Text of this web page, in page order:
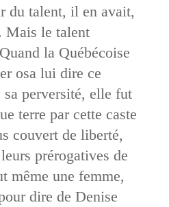
du talent, il en avait,
Mais le talent
la Québécoise
osa lui dire ce
sa perversité, elle fut
terre par cette caste
couvert de liberté,
prérogatives de
même une femme,
dire de Denise